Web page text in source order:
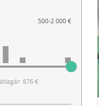
500-2 000 €
876 €